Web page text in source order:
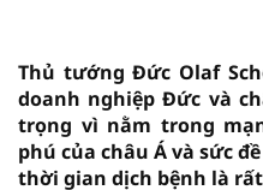
Thủ tướng Đức Olaf
doanh nghiệp Đức và
trọng vì nằm trong
phú của châu Á và sức
thời gian dịch bệnh là